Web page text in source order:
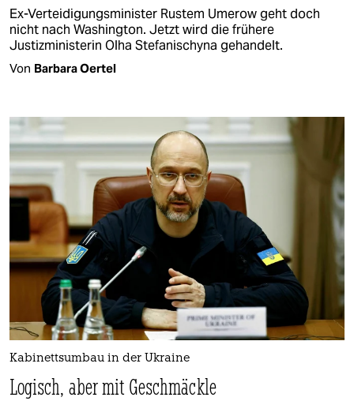
Ex-Verteidigungsminister Rustem Umerow geht doch
nicht nach Washington. Jetzt wird die frühere
Justizministerin Olha Stefanischyna gehandelt.
Von Barbara Oertel
Kabinettsumbau in der Ukraine
Logisch, aber mit Geschmäckle